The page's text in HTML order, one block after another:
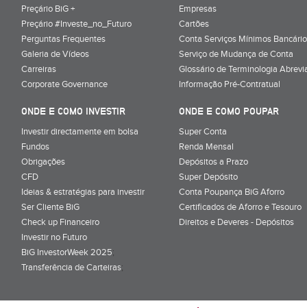
Preçário BiG +
Preçário #Investe_no_Futuro
Perguntas Frequentes
Galeria de Vídeos
Carreiras
Corporate Governance
Empresas
Cartões
Conta Serviços Mínimos
Serviço de Mudança de Conta
Glossário de Terminologia
Informação Pré-Contratual
ONDE E COMO INVESTIR
Investir directamente em bolsa
Fundos
Obrigações
CFD
Ideias & estratégias para investir
Ser Cliente BiG
Check up Financeiro
Investir no Futuro
BiG InvestorWeek 2025;
Transferência de Carteiras;
ONDE E COMO POUPAR
Super Conta
Renda Mensal
Depósitos a Prazo
Super Depósito
Conta Poupança BiG Aforro
Certificados de Aforro e Tesouro
Direitos e Deveres - Depósitos